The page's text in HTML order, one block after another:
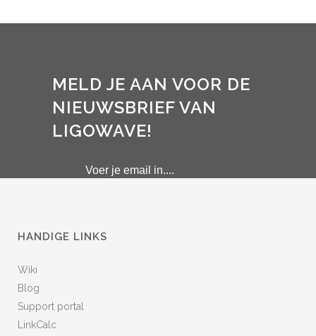
MELD JE AAN VOOR DE
NIEUWSBRIEF VAN
LIGOWAVE!
HANDIGE LINKS
Wiki
Blog
Support portal
LinkCalc